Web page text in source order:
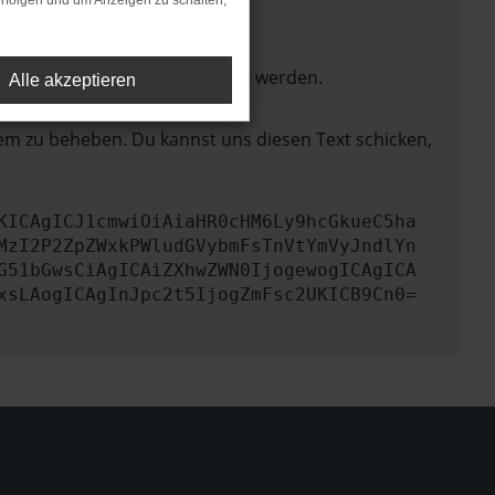
nicht mehr unterstützt werden.
zu beheben. Du kannst uns diesen Text schicken,
Alle akzeptieren